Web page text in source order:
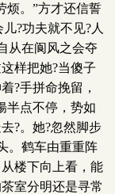
烦。”方才还信誓
?功夫就不见?人
从在阆风之会夺
样把她?当傻子
?手拼命挽留，
半点不停，势如
?。她?忽然脚步
。鹤车由重重阵
楼下向上看，能
室分明还是寻常